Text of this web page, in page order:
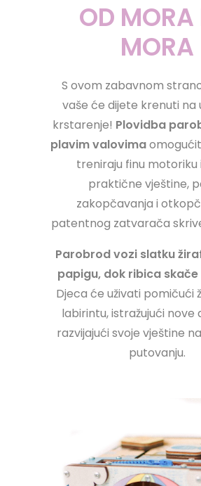
OD MORA
MORA
S ovom zabavnom
vaše će dijete krenuti na
krstarenje! Plovidba
plavim valovima
treniraju finu motoriku
praktične vještine,
zakopčavanja i
patentnog zatvarača
Parobrod vozi slatku
papigu, dok ribica
Djeca će uživati pomičući
labirintu, istražujući nove
razvijajući svoje vještine
putovanju.